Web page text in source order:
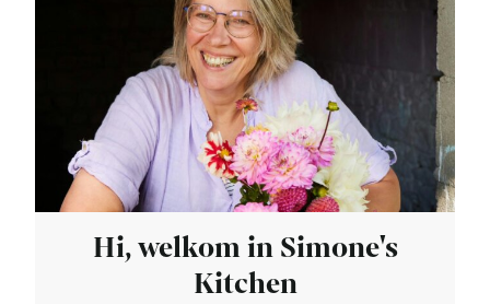
Hi, welkom in Simone's
Kitchen